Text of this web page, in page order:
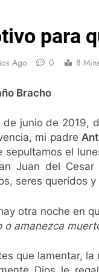
La Salud no es un
3 Años Ago
de salud del
criminales en la
Renta
La Salud no es un
para
Ago 0 8 Mins
Bracho
de junio de 2019,
mi padre
sepultamos el
Juan del
seres queridos
otra noche en
o amanezca
que lamentar,